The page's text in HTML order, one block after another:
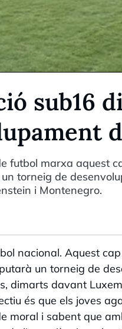
sub16
futbol marxa aquest
torneig de
i Montenegro.
nacional. Aquest
un torneig de
dimarts davant
és que els joves
moral i sabent que